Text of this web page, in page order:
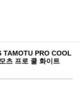
PRO COOL
츠 프로 쿨 화이트